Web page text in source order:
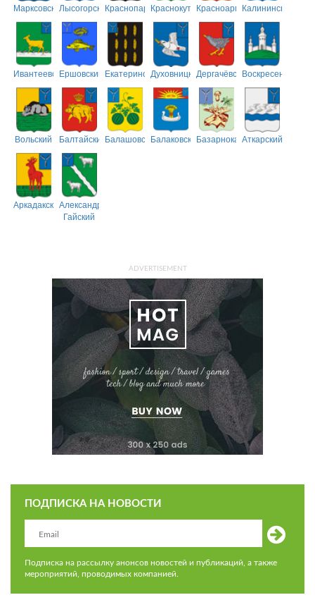
МарксовскийЛысогорскийКраснопартизанский
КраснокутскийКрасноармейский
Калининский
ИвантеевскийЕршовский ЕкатериновскийДуховницкийДергачёвскийВоскресенский
Вольский БалтайскийБалашовскийБалаковскийБазарнокарабулакский
Аткарский
АркадакскийАлександрово-
Гайский
ADVERTISEMENT
ПОДПИСКА НА НОВОСТИ
Подписка на рассылку анонсов новостей и публикаций, а также
мероприятий, проводимых компанией.